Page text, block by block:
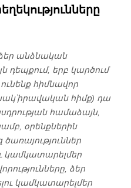
անձնական
դեպքում, երբ կարծում
հիմնավոր
իրավական հիմք) դա
համաձայն,
օրենքներին
կամկատարելմեր
ձեր
կամկատարելմեր